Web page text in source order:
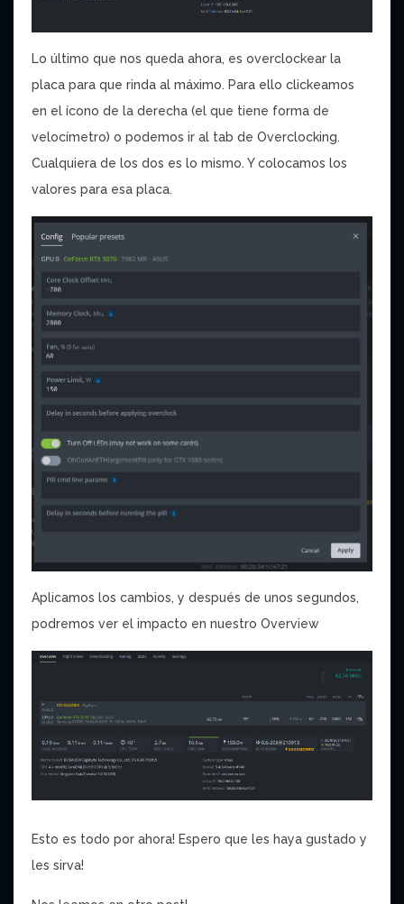
Lo último que nos queda ahora, es overclockear la
placa para que rinda al máximo. Para ello clickeamos
en el ícono de la derecha (el que tiene forma de
velocímetro) o podemos ir al tab de Overclocking.
Cualquiera de los dos es lo mismo. Y colocamos los
valores para esa placa.
Aplicamos los cambios, y después de unos segundos,
podremos ver el impacto en nuestro Overview
Esto es todo por ahora! Espero que les haya gustado y
les sirva!